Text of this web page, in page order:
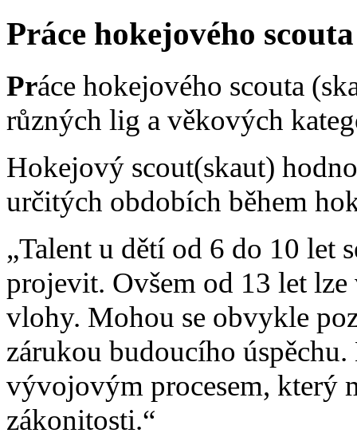
Práce hokejového
Práce hokejového scouta
různých lig a věkových
Hokejový scout(skaut)
určitých obdobích během
„Talent u dětí od 6 do 10 let
projevit. Ovšem od 13 let
vlohy. Mohou se obvykle
zárukou budoucího
vývojovým procesem, který
zákonitosti.“